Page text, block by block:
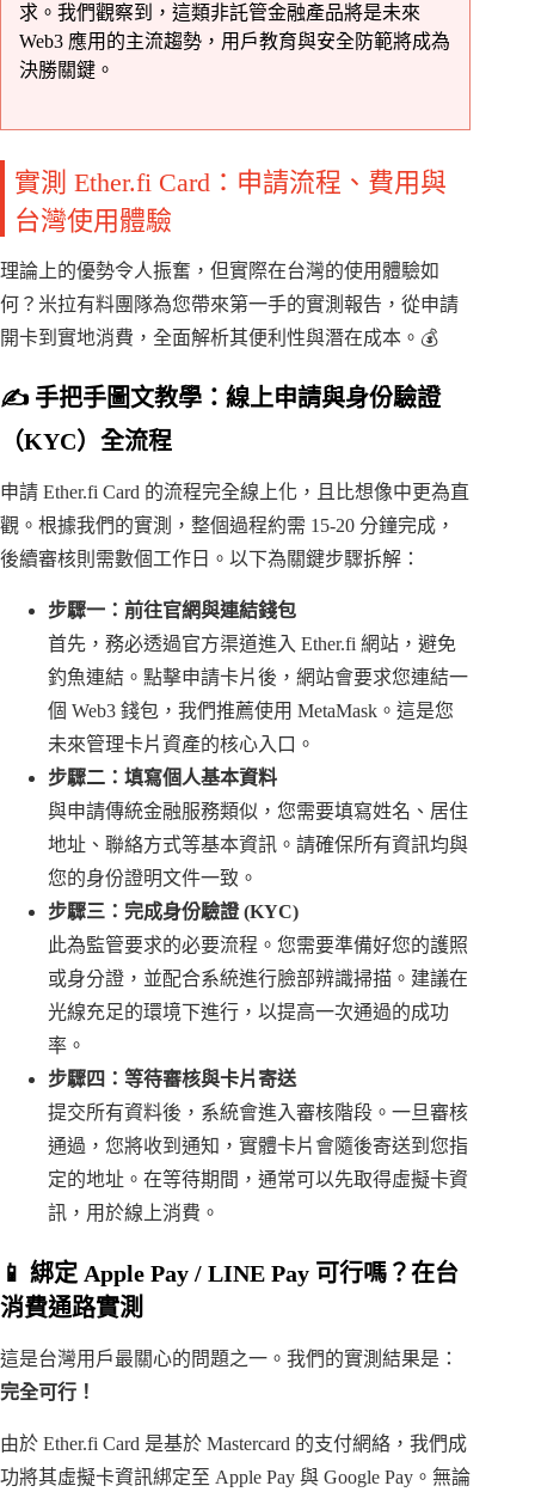
求。我們觀察到，這類非託管金融產品將是未來
Web3 應用的主流趨勢，用戶教育與安全防範將成為
決勝關鍵。
實測 Ether.fi Card：申請流程、費用與
台灣使用體驗
理論上的優勢令人振奮，但實際在台灣的使用體驗如
何？米拉有料團隊為您帶來第一手的實測報告，從申請
開卡到實地消費，全面解析其便利性與潛在成本。💰
✍️ 手把手圖文教學：線上申請與身份驗證
（KYC）全流程
申請 Ether.fi Card 的流程完全線上化，且比想像中更為直
觀。根據我們的實測，整個過程約需 15-20 分鐘完成，
後續審核則需數個工作日。以下為關鍵步驟拆解：
步驟一：前往官網與連結錢包
首先，務必透過官方渠道進入 Ether.fi 網站，避免
釣魚連結。點擊申請卡片後，網站會要求您連結一
個 Web3 錢包，我們推薦使用 MetaMask。這是您
未來管理卡片資產的核心入口。
步驟二：填寫個人基本資料
與申請傳統金融服務類似，您需要填寫姓名、居住
地址、聯絡方式等基本資訊。請確保所有資訊均與
您的身份證明文件一致。
步驟三：完成身份驗證 (KYC)
此為監管要求的必要流程。您需要準備好您的護照
或身分證，並配合系統進行臉部辨識掃描。建議在
光線充足的環境下進行，以提高一次通過的成功
率。
步驟四：等待審核與卡片寄送
提交所有資料後，系統會進入審核階段。一旦審核
通過，您將收到通知，實體卡片會隨後寄送到您指
定的地址。在等待期間，通常可以先取得虛擬卡資
訊，用於線上消費。
📱 綁定 Apple Pay / LINE Pay 可行嗎？在台
消費通路實測
這是台灣用戶最關心的問題之一。我們的實測結果是：
完全可行！
由於 Ether.fi Card 是基於 Mastercard 的支付網絡，我們成
功將其虛擬卡資訊綁定至 Apple Pay 與 Google Pay。無論